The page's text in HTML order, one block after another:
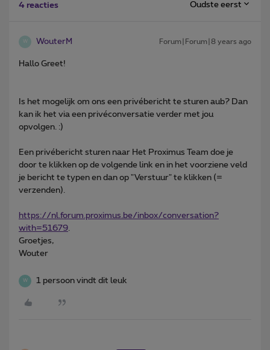
4 reacties Oudste eerst
W WouterM Forum|Forum|8 years ago
Hallo Greet!
Is het mogelijk om ons een privébericht te sturen aub? Dan
kan ik het via een privéconversatie verder met jou
opvolgen. :)
Een privébericht sturen naar Het Proximus Team doe je
door te klikken op de volgende link en in het voorziene veld
je bericht te typen en dan op "Verstuur" te klikken (=
verzenden).
https://nl.forum.proximus.be/inbox/conversation?
with=51679
Groetjes,
Wouter
W 1 persoon vindt dit leuk